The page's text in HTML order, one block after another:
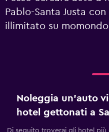
Pablo-Santa Justa
illimitato su
Noleggia un'auto
hotel gettonati a
Di seguito troverai gli hotel più